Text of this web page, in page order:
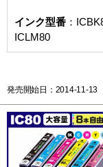
インク型番 ：
ICLM80
発売開始日：2014-11-13